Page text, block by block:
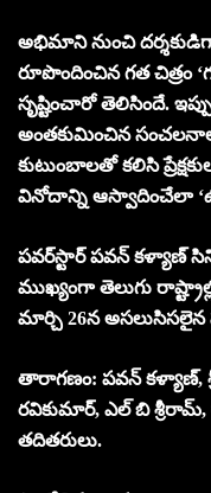
అభిమాని నుంచి
రూపొందించిన గత చిత్రం
సృష్టించారో తెలిసిందే.
అంతకుమించిన
కుటుంబాలతో కలిసి
వినోదాన్ని ఆస్వాదించేలా
పవర్‌స్టార్ పవన్ కళ్యాణ్
ముఖ్యంగా తెలుగు
మార్చి 26న అసలుసిసలైన
తారాగణం: పవన్ కళ్యాణ్,
రవికుమార్, ఎల్ బి
తదితరులు.